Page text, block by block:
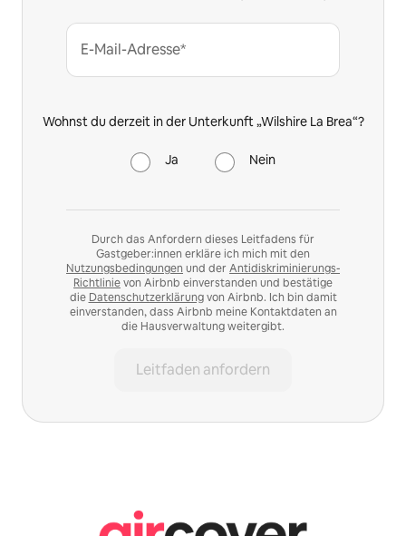
E-Mail-Adresse*
Wohnst du derzeit in der Unterkunft „Wilshire La Brea“?
Ja Nein
Durch das Anfordern dieses Leitfadens für
Gastgeber:innen erkläre ich mich mit den
Nutzungsbedingungen und der Antidiskriminierungs-
Richtlinievon Airbnb einverstanden und bestätige
die Datenschutzerklärungvon Airbnb. Ich bin damit
einverstanden, dass Airbnb meine Kontaktdaten an
die Hausverwaltung weitergibt.
Leitfaden anfordern